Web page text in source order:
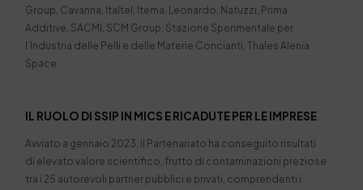
Group, Cavanna, Italtel, Itema, Leonardo, Natuzzi, Prima
Additive, SACMI, SCM Group, Stazione Sperimentale per
l’Industria delle Pelli e delle Materie Concianti, Thales Alenia
Space.
IL RUOLO DI SSIP IN MICS E RICADUTE PER LE IMPRESE
Avviato a gennaio 2023, il Partenariato ha conseguito risultati
di elevato valore scientifico, frutto di contaminazioni preziose
tra i 25 autorevoli partner pubblici e privati, comprendenti i